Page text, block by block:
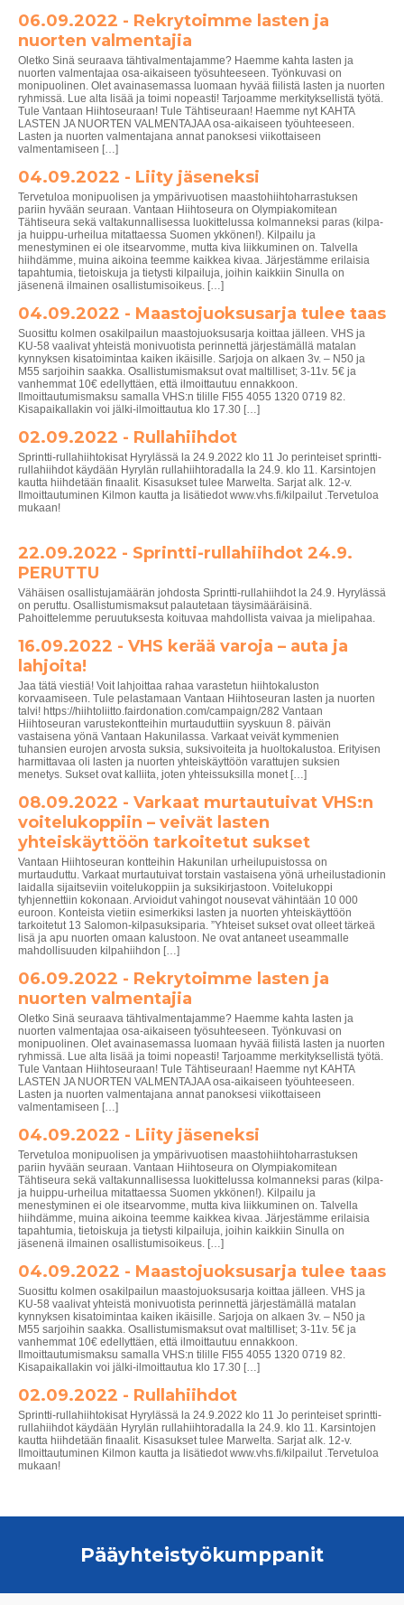
06.09.2022 - Rekrytoimme lasten ja
nuorten valmentajia
Oletko Sinä seuraava tähtivalmentajamme? Haemme kahta lasten ja
nuorten valmentajaa osa-aikaiseen työsuhteeseen. Työnkuvasi on
monipuolinen. Olet avainasemassa luomaan hyvää fiilistä lasten ja nuorten
ryhmissä. Lue alta lisää ja toimi nopeasti! Tarjoamme merkityksellistä työtä.
Tule Vantaan Hiihtoseuraan! Tule Tähtiseuraan! Haemme nyt KAHTA
LASTEN JA NUORTEN VALMENTAJAA osa-aikaiseen työuhteeseen.
Lasten ja nuorten valmentajana annat panoksesi viikottaiseen
valmentamiseen […]
04.09.2022 - Liity jäseneksi
Tervetuloa monipuolisen ja ympärivuotisen maastohiihtoharrastuksen
pariin hyvään seuraan. Vantaan Hiihtoseura on Olympiakomitean
Tähtiseura sekä valtakunnallisessa luokittelussa kolmanneksi paras (kilpa-
ja huippu-urheilua mitattaessa Suomen ykkönen!). Kilpailu ja
menestyminen ei ole itsearvomme, mutta kiva liikkuminen on. Talvella
hiihdämme, muina aikoina teemme kaikkea kivaa. Järjestämme erilaisia
tapahtumia, tietoiskuja ja tietysti kilpailuja, joihin kaikkiin Sinulla on
jäsenenä ilmainen osallistumisoikeus. […]
04.09.2022 - Maastojuoksusarja tulee taas
Suosittu kolmen osakilpailun maastojuoksusarja koittaa jälleen. VHS ja
KU-58 vaalivat yhteistä monivuotista perinnettä järjestämällä matalan
kynnyksen kisatoimintaa kaiken ikäisille. Sarjoja on alkaen 3v. – N50 ja
M55 sarjoihin saakka. Osallistumismaksut ovat maltilliset; 3-11v. 5€ ja
vanhemmat 10€ edellyttäen, että ilmoittautuu ennakkoon.
Ilmoittautumismaksu samalla VHS:n tilille FI55 4055 1320 0719 82.
Kisapaikallakin voi jälki-ilmoittautua klo 17.30 […]
02.09.2022 - Rullahiihdot
Sprintti-rullahiihtokisat Hyrylässä la 24.9.2022 klo 11 Jo perinteiset sprintti-
rullahiihdot käydään Hyrylän rullahiihtoradalla la 24.9. klo 11. Karsintojen
kautta hiihdetään finaalit. Kisasukset tulee Marwelta. Sarjat alk. 12-v.
Ilmoittautuminen Kilmon kautta ja lisätiedot www.vhs.fi/kilpailut .Tervetuloa
mukaan!
22.09.2022 - Sprintti-rullahiihdot 24.9.
PERUTTU
Vähäisen osallistujamäärän johdosta Sprintti-rullahiihdot la 24.9. Hyrylässä
on peruttu. Osallistumismaksut palautetaan täysimääräisinä.
Pahoittelemme peruutuksesta koituvaa mahdollista vaivaa ja mielipahaa.
16.09.2022 - VHS kerää varoja – auta ja
lahjoita!
Jaa tätä viestiä! Voit lahjoittaa rahaa varastetun hiihtokaluston
korvaamiseen. Tule pelastamaan Vantaan Hiihtoseuran lasten ja nuorten
talvi! https://hiihtoliitto.fairdonation.com/campaign/282 Vantaan
Hiihtoseuran varustekontteihin murtauduttiin syyskuun 8. päivän
vastaisena yönä Vantaan Hakunilassa. Varkaat veivät kymmenien
tuhansien eurojen arvosta suksia, suksivoiteita ja huoltokalustoa. Erityisen
harmittavaa oli lasten ja nuorten yhteiskäyttöön varattujen suksien
menetys. Sukset ovat kalliita, joten yhteissuksilla monet […]
08.09.2022 - Varkaat murtautuivat VHS:n
voitelukoppiin – veivät lasten
yhteiskäyttöön tarkoitetut sukset
Vantaan Hiihtoseuran kontteihin Hakunilan urheilupuistossa on
murtauduttu. Varkaat murtautuivat torstain vastaisena yönä urheilustadionin
laidalla sijaitseviin voitelukoppiin ja suksikirjastoon. Voitelukoppi
tyhjennettiin kokonaan. Arvioidut vahingot nousevat vähintään 10 000
euroon. Konteista vietiin esimerkiksi lasten ja nuorten yhteiskäyttöön
tarkoitetut 13 Salomon-kilpasuksiparia. ”Yhteiset sukset ovat olleet tärkeä
lisä ja apu nuorten omaan kalustoon. Ne ovat antaneet useammalle
mahdollisuuden kilpahiihdon […]
06.09.2022 - Rekrytoimme lasten ja
nuorten valmentajia
Oletko Sinä seuraava tähtivalmentajamme? Haemme kahta lasten ja
nuorten valmentajaa osa-aikaiseen työsuhteeseen. Työnkuvasi on
monipuolinen. Olet avainasemassa luomaan hyvää fiilistä lasten ja nuorten
ryhmissä. Lue alta lisää ja toimi nopeasti! Tarjoamme merkityksellistä työtä.
Tule Vantaan Hiihtoseuraan! Tule Tähtiseuraan! Haemme nyt KAHTA
LASTEN JA NUORTEN VALMENTAJAA osa-aikaiseen työuhteeseen.
Lasten ja nuorten valmentajana annat panoksesi viikottaiseen
valmentamiseen […]
04.09.2022 - Liity jäseneksi
Tervetuloa monipuolisen ja ympärivuotisen maastohiihtoharrastuksen
pariin hyvään seuraan. Vantaan Hiihtoseura on Olympiakomitean
Tähtiseura sekä valtakunnallisessa luokittelussa kolmanneksi paras (kilpa-
ja huippu-urheilua mitattaessa Suomen ykkönen!). Kilpailu ja
menestyminen ei ole itsearvomme, mutta kiva liikkuminen on. Talvella
hiihdämme, muina aikoina teemme kaikkea kivaa. Järjestämme erilaisia
tapahtumia, tietoiskuja ja tietysti kilpailuja, joihin kaikkiin Sinulla on
jäsenenä ilmainen osallistumisoikeus. […]
04.09.2022 - Maastojuoksusarja tulee taas
Suosittu kolmen osakilpailun maastojuoksusarja koittaa jälleen. VHS ja
KU-58 vaalivat yhteistä monivuotista perinnettä järjestämällä matalan
kynnyksen kisatoimintaa kaiken ikäisille. Sarjoja on alkaen 3v. – N50 ja
M55 sarjoihin saakka. Osallistumismaksut ovat maltilliset; 3-11v. 5€ ja
vanhemmat 10€ edellyttäen, että ilmoittautuu ennakkoon.
Ilmoittautumismaksu samalla VHS:n tilille FI55 4055 1320 0719 82.
Kisapaikallakin voi jälki-ilmoittautua klo 17.30 […]
02.09.2022 - Rullahiihdot
Sprintti-rullahiihtokisat Hyrylässä la 24.9.2022 klo 11 Jo perinteiset sprintti-
rullahiihdot käydään Hyrylän rullahiihtoradalla la 24.9. klo 11. Karsintojen
kautta hiihdetään finaalit. Kisasukset tulee Marwelta. Sarjat alk. 12-v.
Ilmoittautuminen Kilmon kautta ja lisätiedot www.vhs.fi/kilpailut .Tervetuloa
mukaan!
Pääyhteistyökumppanit